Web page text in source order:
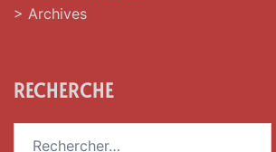
> Archives
RECHERCHE